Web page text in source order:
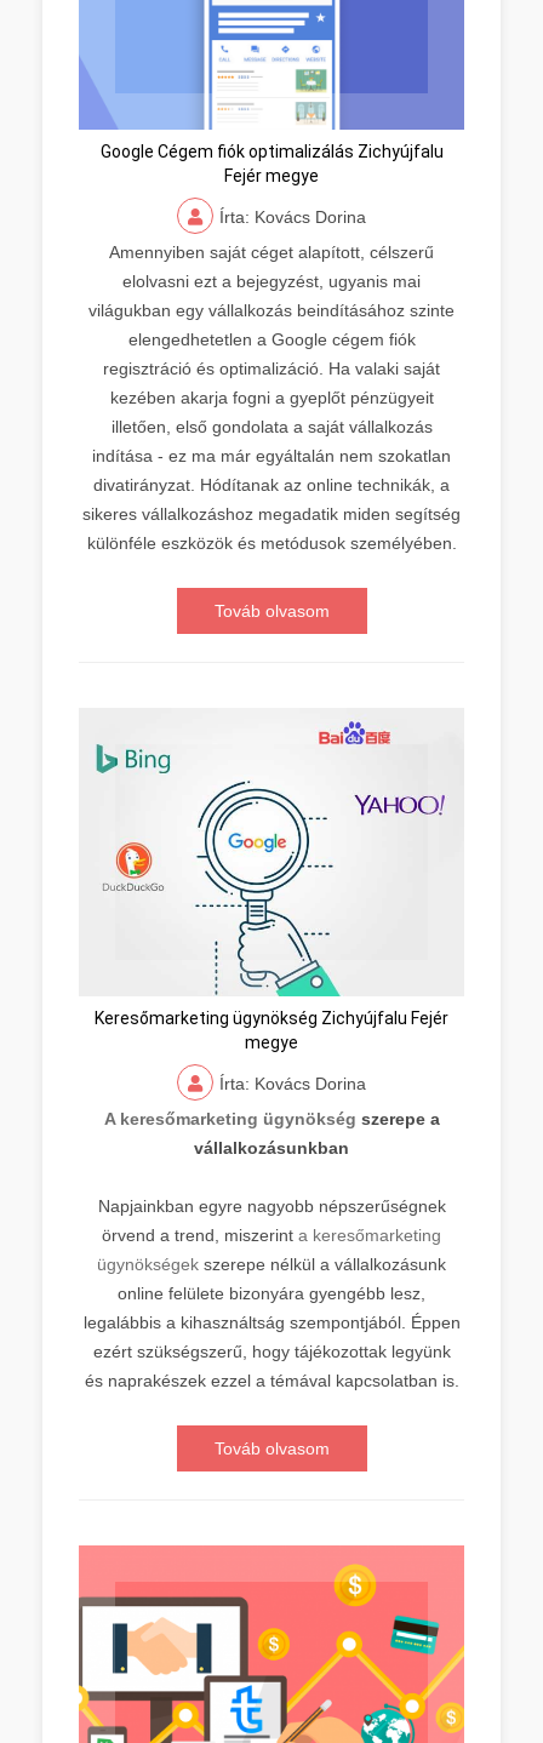
Google Cégem fiók optimalizálás Zichyújfalu
Fejér megye
Írta: Kovács Dorina
Amennyiben saját céget alapított, célszerű
elolvasni ezt a bejegyzést, ugyanis mai
világukban egy vállalkozás beindításához szinte
elengedhetetlen a Google cégem fiók
regisztráció és optimalizáció. Ha valaki saját
kezében akarja fogni a gyeplőt pénzügyeit
illetően, első gondolata a saját vállalkozás
indítása - ez ma már egyáltalán nem szokatlan
divatirányzat. Hódítanak az online technikák, a
sikeres vállalkozáshoz megadatik miden segítség
különféle eszközök és metódusok személyében.
Továb olvasom
Keresőmarketing ügynökség Zichyújfalu Fejér
megye
Írta: Kovács Dorina
A keresőmarketing ügynökség szerepe a
vállalkozásunkban
Napjainkban egyre nagyobb népszerűségnek
örvend a trend, miszerint a keresőmarketing
ügynökségek szerepe nélkül a vállalkozásunk
online felülete bizonyára gyengébb lesz,
legalábbis a kihasználtság szempontjából. Éppen
ezért szükségszerű, hogy tájékozottak legyünk
és naprakészek ezzel a témával kapcsolatban is.
Továb olvasom